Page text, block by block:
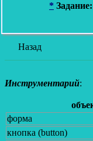
* Задание:
Назад
Инструментарий:
форма
кнопка (button)